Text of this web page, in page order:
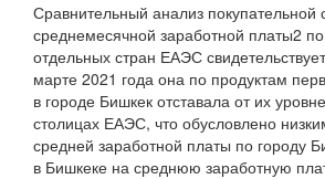
Сравнительный анализ покупательной
среднемесячной заработной платы2
отдельных стран ЕАЭС
марте 2021 года она по продуктам
в городе Бишкек отставала от их
столицах ЕАЭС, что обусловлено
средней заработной платы по городу
в Бишкеке на среднюю заработную